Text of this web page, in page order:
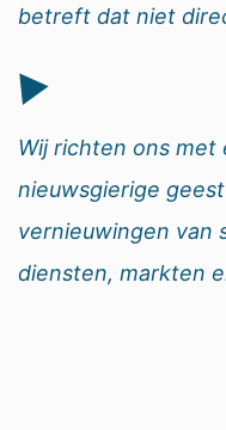
betreft dat niet
Wij richten ons
nieuwsgierige
vernieuwingen van
diensten, markten